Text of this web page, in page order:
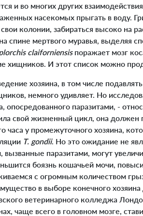
и во многих других
насекомых прыгать в воду.
колонии, забираться высоко на
спине мертвого муравья, выделяя
claiforniensisпоражает мозг
хищников. И этот список можно
хозяина, в том числе
немного удивляет. Но
опосредованного паразитами, -
свой жизненный цикл, она должен
у промежуточного хозяина,
T. gondii. Но это ожидание не
паразитами, могут
боязнь кошачьей мочи,
с огромным количеством
в выборе конечного хозяина
ветеринарного колледжа
чаще всего в головном мозге,